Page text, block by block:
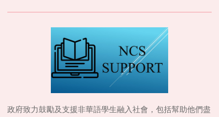
政府致力鼓勵及支援非華語學生融入社會，包括幫助他們盡